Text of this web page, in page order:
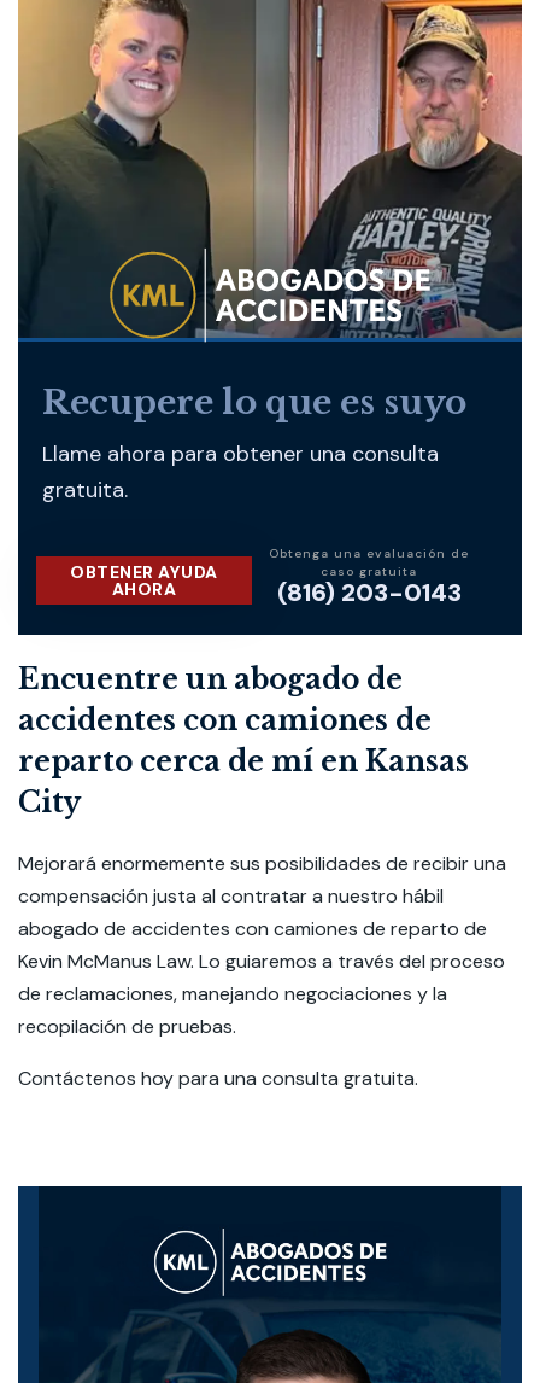
Recupere lo que es suyo
Llame ahora para obtener una consulta
gratuita.
OBTENER AYUDA
AHORA
Obtenga una evaluación de
caso gratuita
(816) 203-0143
Encuentre un abogado de
accidentes con camiones de
reparto cerca de mí en Kansas
City
Mejorará enormemente sus posibilidades de recibir una
compensación justa al contratar a nuestro hábil
abogado de accidentes con camiones de reparto de
Kevin McManus Law. Lo guiaremos a través del proceso
de reclamaciones, manejando negociaciones y la
recopilación de pruebas.
Contáctenos hoy para una consulta gratuita.